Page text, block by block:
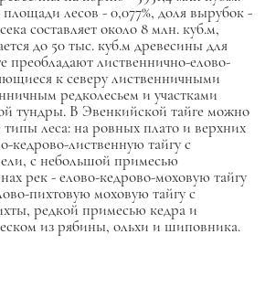
лесов - 0,077%, доля вырубок -
составляет около 8 млн. куб.м,
до 50 тыс. куб.м древесины для
преобладают лиственнично-елово-
к северу лиственничными
редколесьем и участками
тундры. В Эвенкийской тайге можно
леса: на ровных плато и верхних
кедрово-лиственную тайгу с
с небольшой примесью
рек - елово-кедрово-моховую тайгу
пихтовую моховую тайгу с
редкой примесью кедра и
из рябины, ольхи и шиповника.